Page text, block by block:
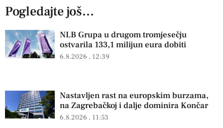
Pogledajte još...
NLB Grupa u drugom tromjesečju
ostvarila 133,1 milijun eura dobiti
6.8.2026 12:39
Nastavljen rast na europskim burzama,
na Zagrebačkoj i dalje dominira Končar
6.8.2026 11:53